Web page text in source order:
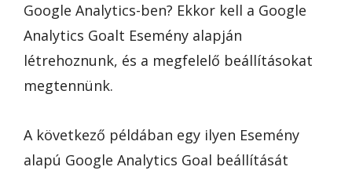
Google Analytics-ben? Ekkor kell a Google
Analytics Goalt Esemény alapján
létrehoznunk, és a megfelelő beállításokat
megtennünk.
A következő példában egy ilyen Esemény
alapú Google Analytics Goal beállítását